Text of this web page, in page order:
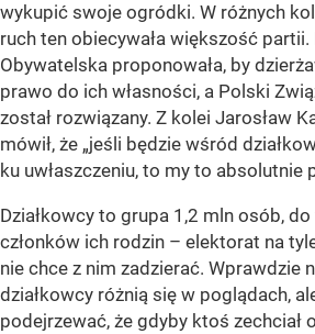
wykupić swoje ogródki. W różnych
ruch ten obiecywała większość
Obywatelska proponowała, by
prawo do ich własności, a Polski
został rozwiązany. Z kolei Jarosław
mówił, że „jeśli będzie wśród
ku uwłaszczeniu, to my to absolutnie
Działkowcy to grupa 1,2 mln osób,
członków ich rodzin – elektorat na
nie chce z nim zadzierać. Wprawdzie
działkowcy różnią się w poglądach,
podejrzewać, że gdyby ktoś zechciał